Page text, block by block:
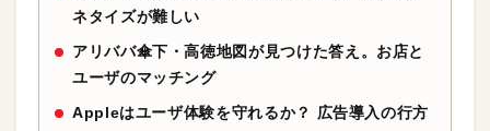
ネタイズが難しい
アリババ傘下・高徳地図が見つけた答え。お店と
ユーザのマッチング
Appleはユーザ体験を守れるか？ 広告導入の行方